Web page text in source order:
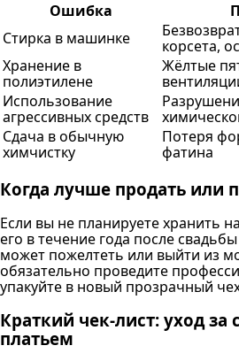
Ошибка
Стирка в машинке
корсета,
Хранение в
полиэтилене
Жёлтые
Использование
агрессивных средств
Сдача в обычную
химчистку
Потеря
фатина
Когда лучше продать или
Если вы не планируете хранить
его в течение года после
может пожелтеть или выйти из
обязательно проведите
упакуйте в новый прозрачный
Краткий чек-лист: уход за
платьем